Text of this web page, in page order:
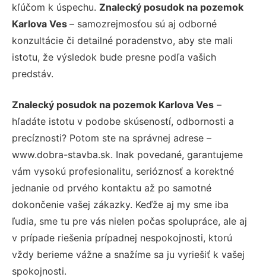
kľúčom k úspechu. Znalecký posudok na pozemok
Karlova Ves – samozrejmosťou sú aj odborné
konzultácie či detailné poradenstvo, aby ste mali
istotu, že výsledok bude presne podľa vašich
predstáv.
Znalecký posudok na pozemok Karlova Ves –
hľadáte istotu v podobe skúseností, odbornosti a
precíznosti? Potom ste na správnej adrese –
www.dobra-stavba.sk. Inak povedané, garantujeme
vám vysokú profesionalitu, serióznosť a korektné
jednanie od prvého kontaktu až po samotné
dokončenie vašej zákazky. Keďže aj my sme iba
ľudia, sme tu pre vás nielen počas spolupráce, ale aj
v prípade riešenia prípadnej nespokojnosti, ktorú
vždy berieme vážne a snažíme sa ju vyriešiť k vašej
spokojnosti.